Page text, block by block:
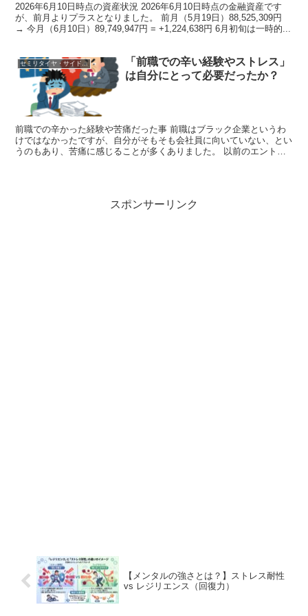
2026年6月10日時点の資産状況 2026年6月10日時点の金融資産です
が、前月よりプラスとなりました。 前月（5月19日）88,525,309円
→ 今月（6月10日）89,749,947円 = +1,224,638円 6月初旬は一時的...
セミリタイヤ・サイドFIRE
「前職での辛い経験やストレス」
は自分にとって必要だったか？
前職での辛かった経験や苦痛だった事 前職はブラック企業というわ
けではなかったですが、自分がそもそも会社員に向いていない、とい
うのもあり、苦痛に感じることが多くありました。 以前のエントリ
スポンサーリンク
【メンタルの強さとは？】ストレス耐性
vs レジリエンス（回復力）